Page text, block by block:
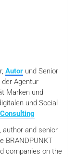
Autor und Senior
Agentur
Marken und
und Social
author and senior
BRANDPUNKT
companies on the